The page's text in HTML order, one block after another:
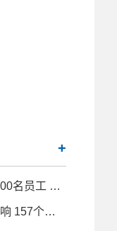
+
特斯拉柏林超级工厂已有约5000名员工 未来几月仍计划大量招人
大雾！湖南18条高速通行受影响 157个收费站临时交通管制